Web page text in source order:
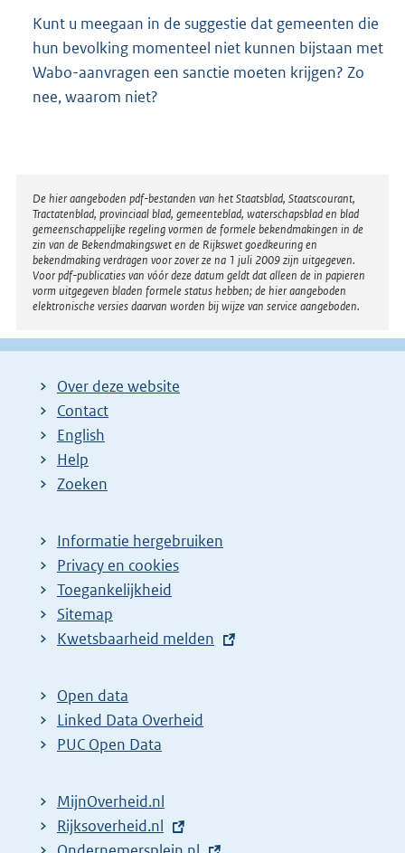
Kunt u meegaan in de suggestie dat gemeenten die
hun bevolking momenteel niet kunnen bijstaan met
Wabo-aanvragen een sanctie moeten krijgen? Zo
nee, waarom niet?
Disclaimer
De hier aangeboden pdf-bestanden van het Staatsblad, Staatscourant,
Tractatenblad, provinciaal blad, gemeenteblad, waterschapsblad en blad
gemeenschappelijke regeling vormen de formele bekendmakingen in de
zin van de Bekendmakingswet en de Rijkswet goedkeuring en
bekendmaking verdragen voor zover ze na 1 juli 2009 zijn uitgegeven.
Voor pdf-publicaties van vóór deze datum geldt dat alleen de in papieren
vorm uitgegeven bladen formele status hebben; de hier aangeboden
elektronische versies daarvan worden bij wijze van service aangeboden.
Over deze website
Contact
English
Help
Zoeken
Informatie hergebruiken
Privacy en cookies
Toegankelijkheid
Sitemap
E
t
e
r
l
i
Kwetsbaarheid melden
Open data
Linked Data Overheid
PUC Open Data
MijnOverheid.nl
E
Rijksoverheid.nl